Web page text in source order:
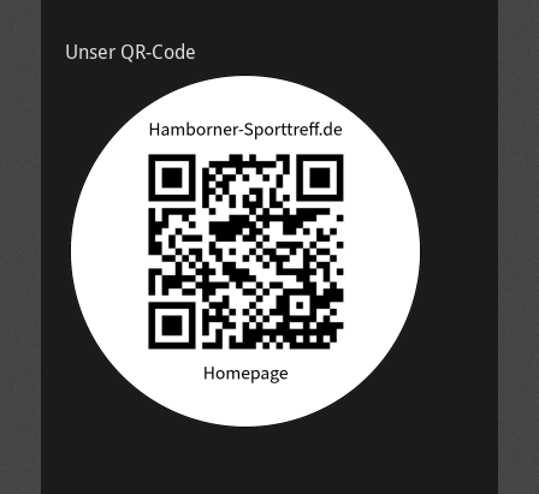
Unser QR-Code